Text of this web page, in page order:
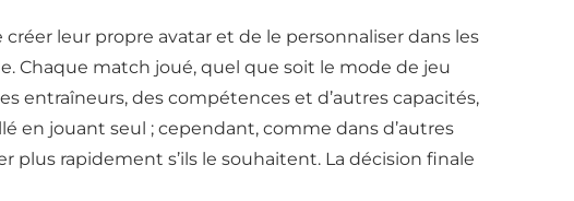
leur propre avatar et de le personnaliser dans les
Chaque match joué, quel que soit le mode de jeu
entraîneurs, des compétences et d’autres capacités,
en jouant seul ; cependant, comme dans d’autres
plus rapidement s’ils le souhaitent. La décision finale